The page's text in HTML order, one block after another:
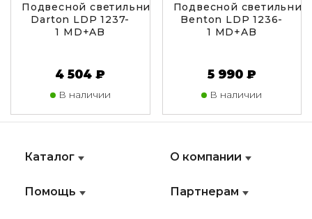
Подвесной светильник Lumina Deco
Darton LDP 1237-
1 MD+AB
4 504 ₽
В наличии
Подвесной
Benton LDP 1236-
1 MD+AB
5 990 ₽
В наличии
Каталог
Помощь
О компании
Партнерам